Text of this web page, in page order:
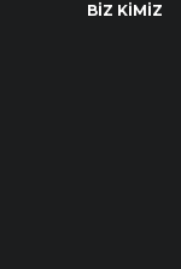
BİZ KİMİZ